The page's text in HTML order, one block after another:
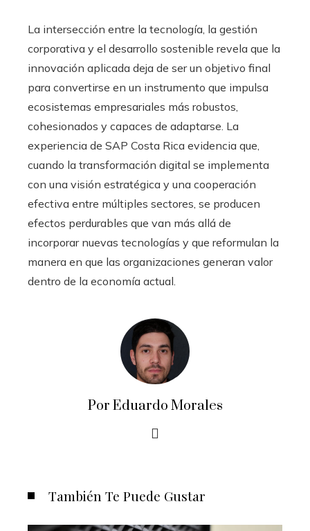
La intersección entre la tecnología, la gestión
corporativa y el desarrollo sostenible revela que la
innovación aplicada deja de ser un objetivo final
para convertirse en un instrumento que impulsa
ecosistemas empresariales más robustos,
cohesionados y capaces de adaptarse. La
experiencia de SAP Costa Rica evidencia que,
cuando la transformación digital se implementa
con una visión estratégica y una cooperación
efectiva entre múltiples sectores, se producen
efectos perdurables que van más allá de
incorporar nuevas tecnologías y que reformulan la
manera en que las organizaciones generan valor
dentro de la economía actual.
Por Eduardo Morales
También Te Puede Gustar